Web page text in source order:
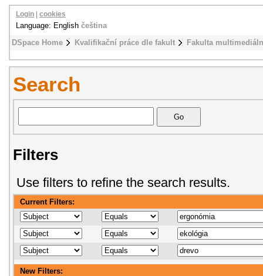
DSpace Home Kvalifikační práce dle fakult Fakulta
Login cookies
Language: English čeština
Search
Filters
Use filters to refine the search results.
Current Filters:
New Filters: